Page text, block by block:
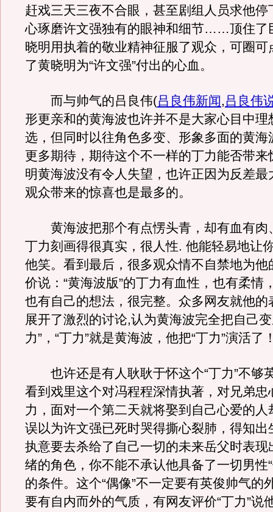
赶戏三天三夜不合眼，甚至剧组人员求他停
心琢磨许文强独有的眼神和细节……顶住了
晓明用执着的敬业精神征服了观众，可圈可
了黄晓明为“许文强”付出的心血。
而与帅气的吕良伟(吕良伟新闻,吕良伟
形更亲和的黄海波也许并不是大家心目中理
选，但同时以往角色多变、形象多面的黄海
更多期待，期待这个不一样的丁力能否带来
明黄海波没有令人失望，也许正因为反差最
观众带来的惊喜也是最多的。
黄海波把那个有点愣头青，却有血有肉
丁力刻画得很真实，很人性. 他能轻易地让
他笑。看到最后，很多观众情不自禁地为他
价说：“黄海波版”的丁力有血性，也有柔情
也有自己的想法，很完整。众多网友就他的
展开了激烈的讨论,认为黄海波完全把自己变
力”，“丁力”就是黄海波，他把“丁力”演活了
也许还是有人耿耿于怀这个“丁力”不够
看到戏里这个对冯程程深情执著，对兄弟忠
力，面对一个第二天就将娶到自己心爱的人
误以为许文强已死时哭得撕心裂肺，得知出
执意要去杀给了自己一切的未来岳父时表现
绪的角色，你不能不承认他具备了一切男性
的条件。这个“偶像”不一定要有英俊帅气的
要有自内而外的气质，有网友评价“丁力”说